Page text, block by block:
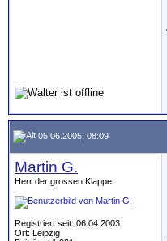
05.06.2005, 08:09
Martin G.
Herr der grossen Klappe
Registriert seit: 06.04.2003
Ort: Leipzig